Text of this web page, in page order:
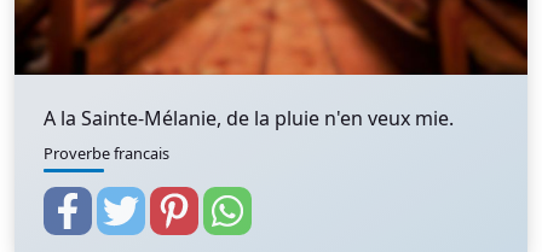
A la Sainte-Mélanie, de la pluie n'en veux mie.
Proverbe francais